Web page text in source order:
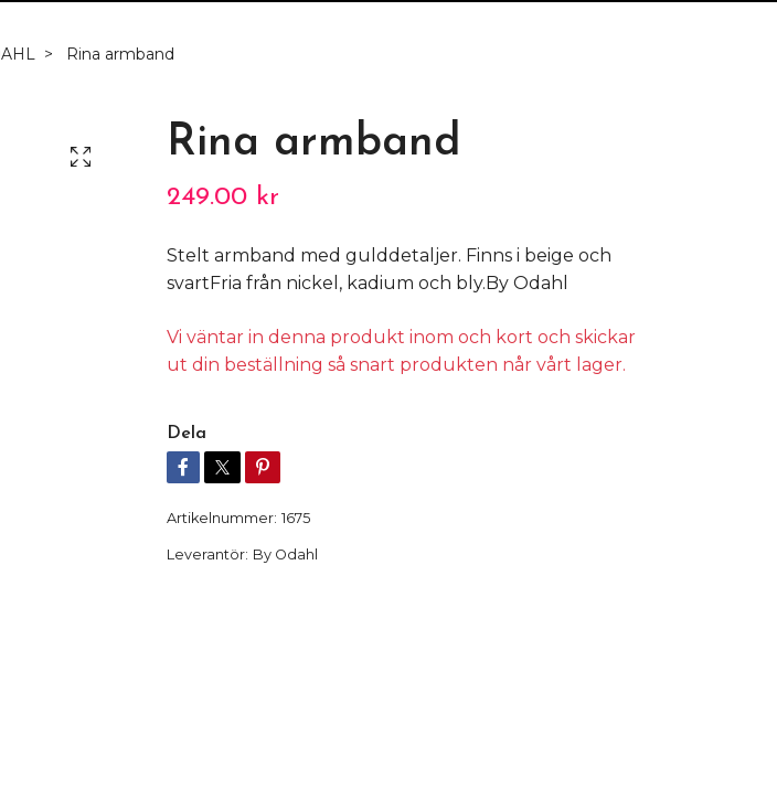
Rina armband
Rina armband
249.00 kr
Stelt armband med gulddetaljer. Finns i beige och
svartFria från nickel, kadium och bly.By Odahl
Vi väntar in denna produkt inom och kort och skickar
ut din beställning så snart produkten når vårt lager.
Dela
Artikelnummer: 1675
Leverantör: By Odahl